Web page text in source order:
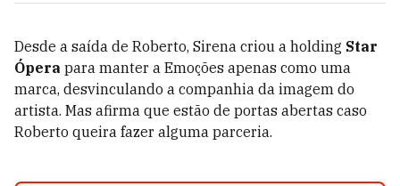
Desde a saída de Roberto, Sirena criou a holding Star
Ópera para manter a Emoções apenas como uma
marca, desvinculando a companhia da imagem do
artista. Mas afirma que estão de portas abertas caso
Roberto queira fazer alguma parceria.